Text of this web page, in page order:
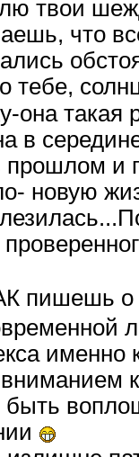
твои
что
тебе,
она такая
в
прошлом
новую
пишешь
быть